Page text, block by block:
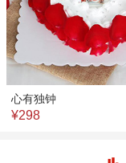
心有独钟
¥298